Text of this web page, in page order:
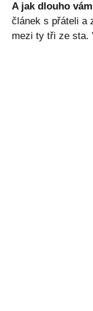
A jak dlouho
článek s přáteli a
mezi ty tři ze